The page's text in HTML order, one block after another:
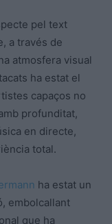
pel text
a través de
atmosfera visual
ha estat el
capaços no
profunditat,
en directe,
total.
ha estat un
embolcallant
que ha